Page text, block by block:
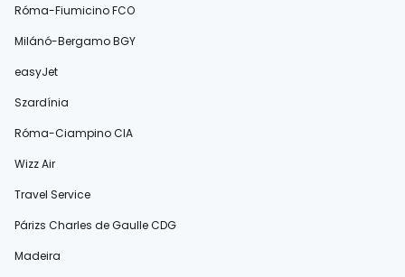
Róma-Fiumicino FCO
Milánó-Bergamo BGY
easyJet
Szardínia
Róma-Ciampino CIA
Wizz Air
Travel Service
Párizs Charles de Gaulle CDG
Madeira